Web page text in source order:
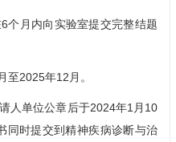
个月内向实验室提交完整结题
至2025年12月。
人单位公章后于2024年1月10
同时提交到精神疾病诊断与治